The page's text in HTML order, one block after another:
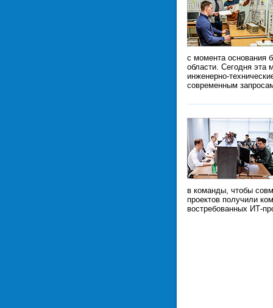
с момента основания
области. Сегодня эта
инженерно-
современным
в команды, чтобы
проектов получили
востребованных ИТ-